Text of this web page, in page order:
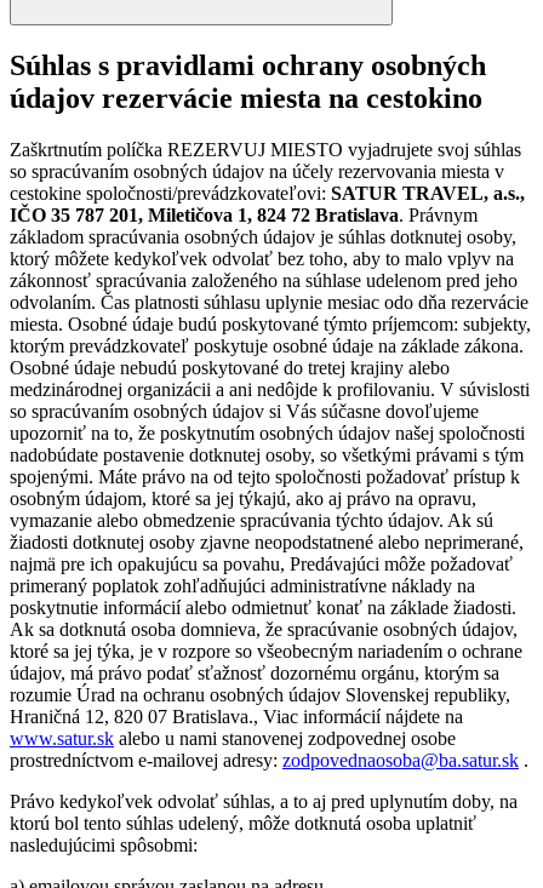
Súhlas s pravidlami ochrany osobných
údajov rezervácie miesta na cestokino
Zaškrtnutím políčka REZERVUJ MIESTO vyjadrujete svoj súhlas
so spracúvaním osobných údajov na účely rezervovania miesta v
cestokine spoločnosti/prevádzkovateľovi: SATUR TRAVEL, a.s.,
IČO 35 787 201, Miletičova 1, 824 72 Bratislava. Právnym
základom spracúvania osobných údajov je súhlas dotknutej osoby,
ktorý môžete kedykoľvek odvolať bez toho, aby to malo vplyv na
zákonnosť spracúvania založeného na súhlase udelenom pred jeho
odvolaním. Čas platnosti súhlasu uplynie mesiac odo dňa rezervácie
miesta. Osobné údaje budú poskytované týmto príjemcom: subjekty,
ktorým prevádzkovateľ poskytuje osobné údaje na základe zákona.
Osobné údaje nebudú poskytované do tretej krajiny alebo
medzinárodnej organizácii a ani nedôjde k profilovaniu. V súvislosti
so spracúvaním osobných údajov si Vás súčasne dovoľujeme
upozorniť na to, že poskytnutím osobných údajov našej spoločnosti
nadobúdate postavenie dotknutej osoby, so všetkými právami s tým
spojenými. Máte právo na od tejto spoločnosti požadovať prístup k
osobným údajom, ktoré sa jej týkajú, ako aj právo na opravu,
vymazanie alebo obmedzenie spracúvania týchto údajov. Ak sú
žiadosti dotknutej osoby zjavne neopodstatnené alebo neprimerané,
najmä pre ich opakujúcu sa povahu, Predávajúci môže požadovať
primeraný poplatok zohľadňujúci administratívne náklady na
poskytnutie informácií alebo odmietnuť konať na základe žiadosti.
Ak sa dotknutá osoba domnieva, že spracúvanie osobných údajov,
ktoré sa jej týka, je v rozpore so všeobecným nariadením o ochrane
údajov, má právo podať sťažnosť dozornému orgánu, ktorým sa
rozumie Úrad na ochranu osobných údajov Slovenskej republiky,
Hraničná 12, 820 07 Bratislava., Viac informácií nájdete na
www.satur.sk alebo u nami stanovenej zodpovednej osobe
prostredníctvom e-mailovej adresy: zodpovednaosoba@ba.satur.sk .
Právo kedykoľvek odvolať súhlas, a to aj pred uplynutím doby, na
ktorú bol tento súhlas udelený, môže dotknutá osoba uplatniť
nasledujúcimi spôsobmi: